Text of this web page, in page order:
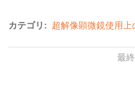
カテゴリ: 超解像顕微鏡使用上
最